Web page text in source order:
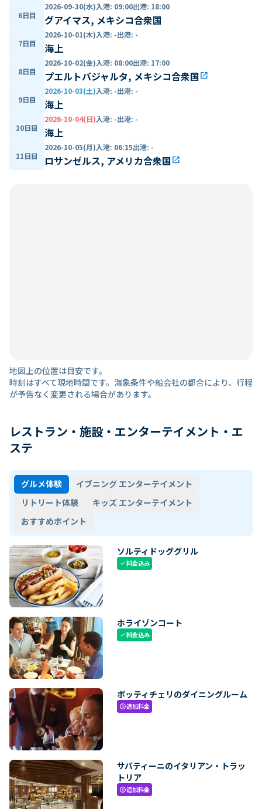
6日目
2026-09-30(水)入港: 09:00出港: 18:00
グアイマス, メキシコ合衆国
7日目
2026-10-01(木)入港: -出港: -
海上
8日目
2026-10-02(金)入港: 08:00出港: 17:00
プエルトバジャルタ, メキシコ合衆国open_in_new
9日目
2026-10-03(土)入港: -出港: -
海上
10日目
2026-10-04(日)入港: -出港: -
海上
11日目
2026-10-05(月)入港: 06:15出港: -
ロサンゼルス, アメリカ合衆国open_in_new
地図上の位置は目安です。
時刻はすべて現地時間です。海象条件や船会社の都合により、行程
が予告なく変更される場合があります。
レストラン・施設・エンターテイメント・エ
ステ
グルメ体験
イブニング エンターテイメント
リトリート体験
キッズ エンターテイメント
おすすめポイント
ソルティドッググリル
check料金込み
ホライゾンコート
check料金込み
ボッティチェリのダイニングルーム
paid追加料金
サバティーニのイタリアン・トラッ
トリア
paid追加料金